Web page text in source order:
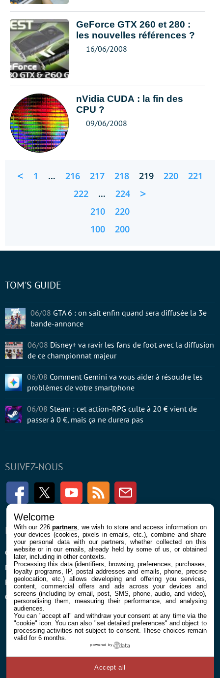
GeForce GTX 260 et 280 :
les nouvelles références ?
16/06/2008
nVidia CUDA : la fin des
CPU ?
09/06/2008
< 1 … 216 217 218 219 220
221
222
… 224 >
210
220
100
200
SUIVEZ-NOUS
FacebookTwitter Youtube RSS Newsletter
ENTREPRISE
Confidentialité et Cookies
Mentions légales et CGU
Préférences Cookies
Qui sommes nous
À PROPOS
Contact
TOM'S GUIDE
06/08 GTA 6 : on sait enfin quand sera diffusée la 3e
bande-annonce
06/08 Disney+ va ravir les fans de foot avec la diffusion
de ce championnat majeur
06/08 Comment Gemini va vous aider à résoudre les
problèmes de votre smartphone
06/08 Steam : cet action-RPG culte à 20 € vient de
passer à 0 €, mais ça ne durera pas
Welcome
With our 226partners , we wish to store and access information on
your devices (cookies, pixels in emails, etc.), combine and share
your personal data with our partners, whether collected on this
website or in our emails, already held by some of us, or obtained
later, including in other contexts.
Processing this data (identifiers, browsing, preferences, purchases,
loyalty programs, IP, postal addresses and emails, phone, precise
geolocation, etc.) allows developing and offering you services,
content, commercial offers and ads across your devices and
screens (including by email, post, SMS, phone, audio, and video),
personalising them, measuring their performance, and analysing
audiences.
You can "accept all" and withdraw your consent at any time via the
"cookie" icon. You can also "set detailed preferences" and object to
processing activities not subject to consent. These choices remain
valid for 6 months.
powered by
Accept all